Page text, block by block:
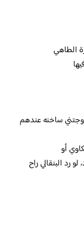
الطاهي
وجتني ساخنه عندهم
أو
رد البنقالي راح